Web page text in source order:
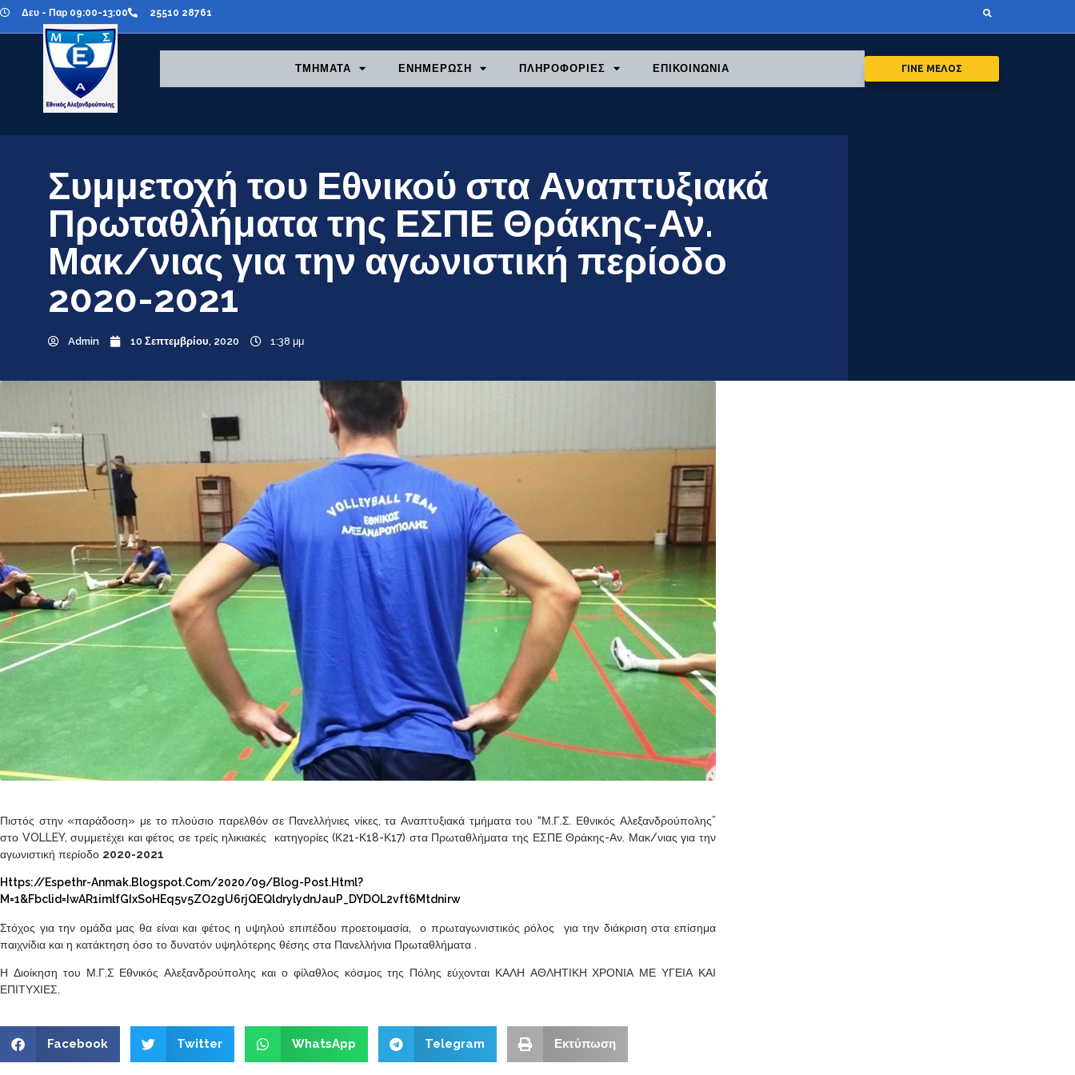
Δευ - Παρ 09:00-13:00 25510 28761
ΤΜΗΜΑΤΑ ΕΝΗΜΕΡΩΣΗ ΠΛΗΡΟΦΟΡΙΕΣ ΕΠΙΚΟΙΝΩΝΙΑ ΓΙΝΕ ΜΕΛΟΣ
Συμμετοχή του Εθνικού στα Αναπτυξιακά
Πρωταθλήματα της ΕΣΠΕ Θράκης-Αν.
Μακ/νιας για την αγωνιστική περίοδο
2020-2021
Admin 10 Σεπτεμβρίου, 2020 1:38 μμ
Πιστός στην «παράδοση» με το πλούσιο παρελθόν σε Πανελλήνιες νίκες, τα Αναπτυξιακά τμήματα του “Μ.Γ.Σ. Εθνικός Αλεξανδρούπολης”
στο VOLLEY, συμμετέχει και φέτος σε τρείς ηλικιακές κατηγορίες (Κ21-Κ18-Κ17) στα Πρωταθλήματα της ΕΣΠΕ Θράκης-Αν. Μακ/νιας για την
αγωνιστική περίοδο 2020-2021
Https://espethr-Anmak.blogspot.com/2020/09/blog-Post.html?
M=1&fbclid=IwAR1imlfGIxSoHEq5v5ZO2gU6rjQEQldrylydnJauP_DYDOL2vft6Mtdnirw
Στόχος για την ομάδα μας θα είναι και φέτος η υψηλού επιπέδου προετοιμασία, ο πρωταγωνιστικός ρόλος για την διάκριση στα επίσημα
παιχνίδια και η κατάκτηση όσο το δυνατόν υψηλότερης θέσης στα Πανελλήνια Πρωταθλήματα .
Η Διοίκηση του Μ.Γ.Σ Εθνικός Αλεξανδρούπολης και ο φίλαθλος κόσμος της Πόλης εύχονται ΚΑΛΗ ΑΘΛΗΤΙΚΗ ΧΡΟΝΙΑ ΜΕ ΥΓΕΙΑ ΚΑΙ
ΕΠΙΤΥΧΙΕΣ.
Facebook Twitter WhatsApp Telegram Εκτύπωση